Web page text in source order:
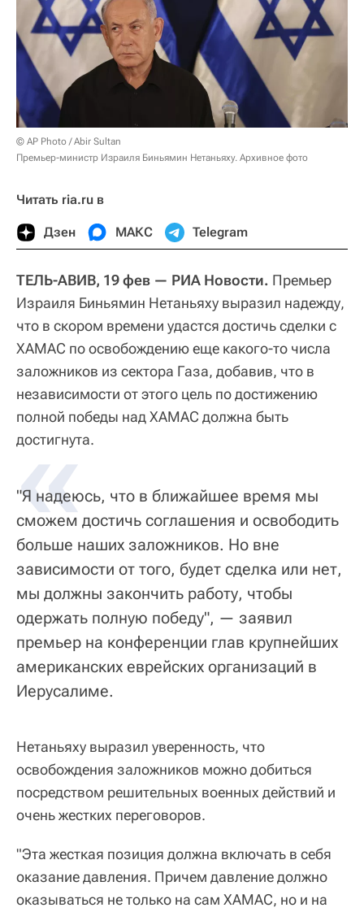
© AP Photo / Abir Sultan
Премьер-министр Израиля Биньямин Нетаньяху. Архивное фото
Читать ria.ru в
Дзен МАКС Telegram
ТЕЛЬ-АВИВ, 19 фев — РИА Новости. Премьер
Израиля Биньямин Нетаньяху выразил надежду,
что в скором времени удастся достичь сделки с
ХАМАС по освобождению еще какого-то числа
заложников из сектора Газа, добавив, что в
независимости от этого цель по достижению
полной победы над ХАМАС должна быть
достигнута.
«
"Я надеюсь, что в ближайшее время мы
сможем достичь соглашения и освободить
больше наших заложников. Но вне
зависимости от того, будет сделка или нет,
мы должны закончить работу, чтобы
одержать полную победу", — заявил
премьер на конференции глав крупнейших
американских еврейских организаций в
Иерусалиме.
Нетаньяху выразил уверенность, что
освобождения заложников можно добиться
посредством решительных военных действий и
очень жестких переговоров.
"Эта жесткая позиция должна включать в себя
оказание давления. Причем давление должно
оказываться не только на сам ХАМАС, но и на